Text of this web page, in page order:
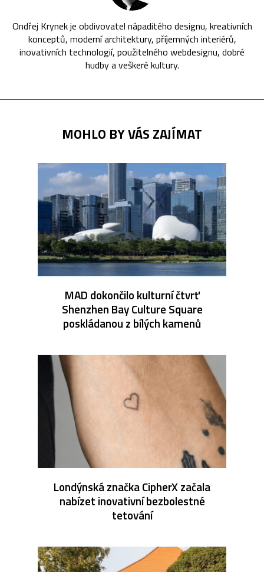
Ondřej Krynek je obdivovatel nápaditého designu, kreativních
konceptů, moderní architektury, příjemných interiérů,
inovativních technologií, použitelného webdesignu, dobré
hudby a veškeré kultury.
MOHLO BY VÁS ZAJÍMAT
MAD dokončilo kulturní čtvrť
Shenzhen Bay Culture Square
poskládanou z bílých kamenů
Londýnská značka CipherX začala
nabízet inovativní bezbolestné
tetování